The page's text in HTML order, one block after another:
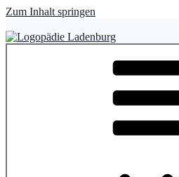
Zum Inhalt springen
Christ – Lefevre – Lauer – Skibbe –